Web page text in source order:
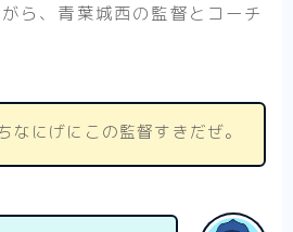
ら、青葉城西の監督とコーチ
なにげにこの監督すきだぜ。